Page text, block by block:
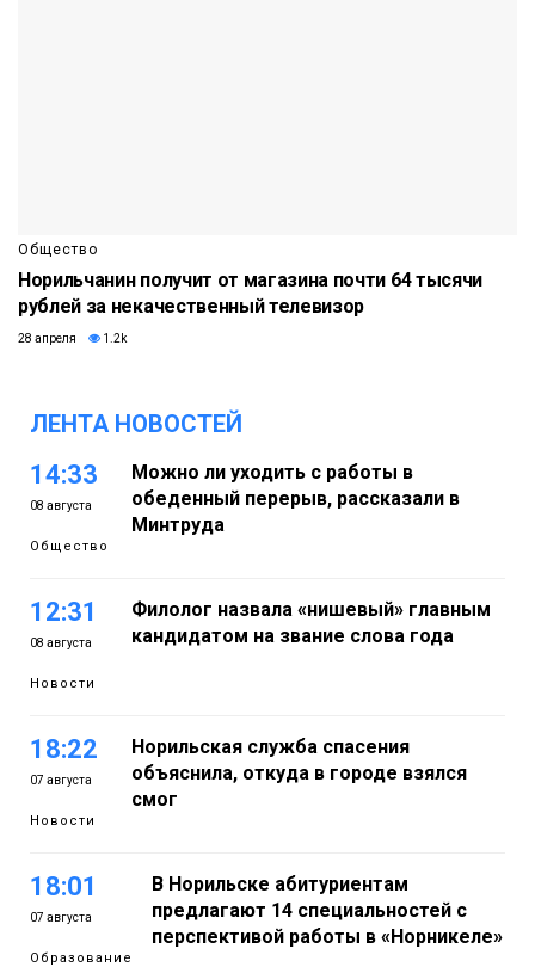
Общество
Норильчанин получит от магазина почти 64 тысячи
рублей за некачественный телевизор
28 апреля 1.2k
ЛЕНТА НОВОСТЕЙ
14:33
08 августа
Общество
Можно ли уходить с работы в
обеденный перерыв, рассказали в
Минтруда
12:31
08 августа
Новости
Филолог назвала «нишевый» главным
кандидатом на звание слова года
18:22
07 августа
Новости
Норильская служба спасения
объяснила, откуда в городе взялся
смог
18:01
07 августа
Образование
В Норильске абитуриентам
предлагают 14 специальностей с
перспективой работы в «Норникеле»